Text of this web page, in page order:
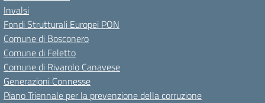
Invalsi
Fondi Strutturali Europei PON
Comune di Bosconero
Comune di Feletto
Comune di Rivarolo Canavese
Generazioni Connesse
Piano Triennale per la prevenzione della corruzione